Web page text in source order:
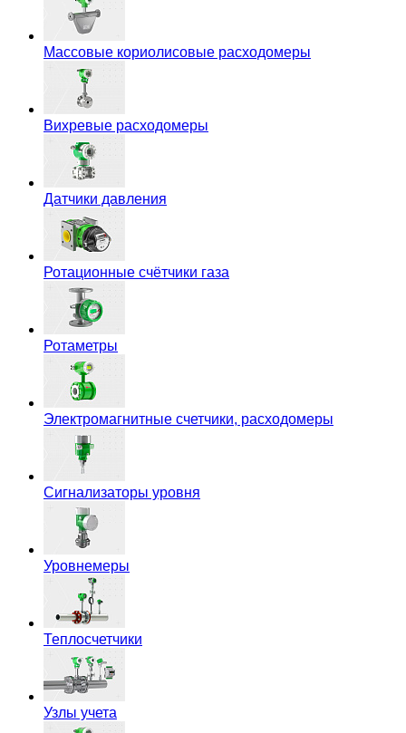
Массовые кориолисовые расходомеры
Вихревые расходомеры
Датчики давления
Ротационные счётчики газа
Ротаметры
Электромагнитные счетчики, расходомеры
Сигнализаторы уровня
Уровнемеры
Теплосчетчики
Узлы учета